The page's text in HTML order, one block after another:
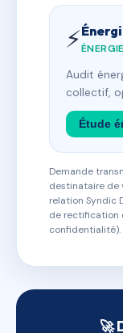
⚡ÉNERGIE
Audit
collectif,
Étude
Demande
destinataire de
relation Syndic
de rectification
confidentialité).
🚀